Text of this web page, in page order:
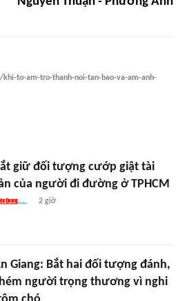
khi-to-am-tro-thanh-noi-tan-bao-va-am-anh-
giữ đối tượng cướp giật tài
của người đi đường ở TPHCM
2 giờ
Giang: Bắt hai đối tượng đánh,
người trọng thương vì nghi